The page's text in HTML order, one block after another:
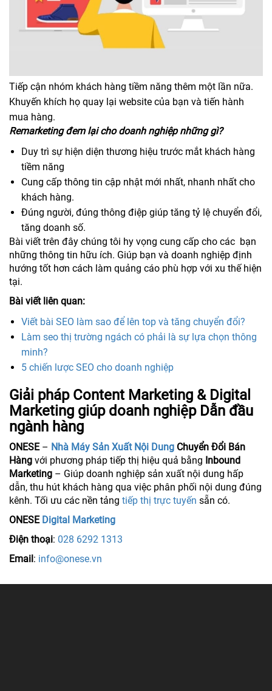
Tiếp cận nhóm khách hàng tiềm năng thêm một lần nữa.
Khuyến khích họ quay lại website của bạn và tiến hành
mua hàng.
Remarketing đem lại cho doanh nghiệp những gì?
Duy trì sự hiện diện thương hiệu trước mắt khách hàng
tiềm năng
Cung cấp thông tin cập nhật mới nhất, nhanh nhất cho
khách hàng.
Đúng người, đúng thông điệp giúp tăng tỷ lệ chuyển đổi,
tăng doanh số.
Bài viết trên đây chúng tôi hy vọng cung cấp cho các bạn
những thông tin hữu ích. Giúp bạn và doanh nghiệp định
hướng tốt hơn cách làm quảng cáo phù hợp với xu thế hiện
tại.
Bài viết liên quan:
Viết bài SEO làm sao để lên top và tăng chuyển đổi?
Làm seo thị trường ngách có phải là sự lựa chọn thông
minh?
5 chiến lược SEO cho doanh nghiệp
Giải pháp Content Marketing & Digital
Marketing giúp doanh nghiệp Dẫn đầu
ngành hàng
ONESE– Nhà Máy Sản Xuất Nội Dung Chuyển Đổi Bán
Hàng với phương pháp tiếp thị hiệu quả bằng Inbound
Marketing – Giúp doanh nghiệp sản xuất nội dung hấp
dẫn, thu hút khách hàng qua việc phân phối nội dung đúng
kênh. Tối ưu các nền tảng tiếp thị trực tuyến sẵn có.
ONESE Digital Marketing
Điện thoại: 028 6292 1313
Email : info@onese.vn